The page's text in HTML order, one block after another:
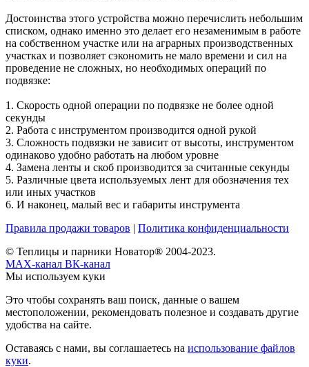
Достоинства этого устройства можно перечислить небольшим
списком, однако именно это делает его незаменимым в работе
на собственном участке или на аграрных производственных
участках и позволяет сэкономить не мало времени и сил на
проведение не сложных, но необходимых операций по
подвязке:
1. Скорость одной операции по подвязке не более одной
секунды
2. Работа с инструментом производится одной рукой
3. Сложность подвязки не зависит от высоты, инструментом
одинаково удобно работать на любом уровне
4. Замена ленты и скоб производится за считанные секунды
5. Различные цвета используемых лент для обозначения тех
или иных участков
6. И наконец, малый вес и габариты инструмента
Правила продажи товаров | Политика конфиденциальности
© Теплицы и парники Новатор® 2004-2023.
MAX-канал ВК-канал
Мы используем куки
Это чтобы сохранять ваш поиск, данные о вашем
местоположении, рекомендовать полезное и создавать другие
удобства на сайте.
Оставаясь с нами, вы соглашаетесь на использование файлов
куки.